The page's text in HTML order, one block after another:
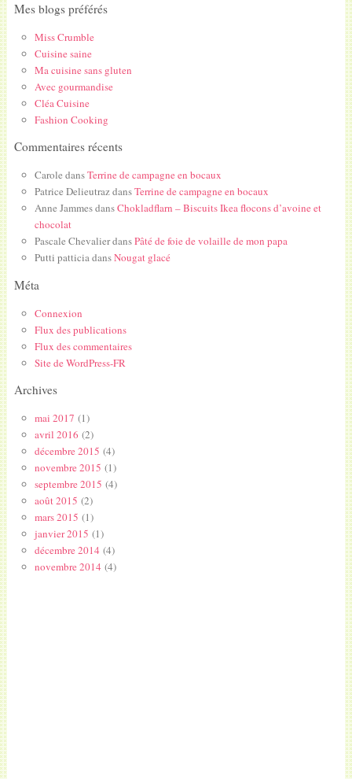
Mes blogs préférés
Miss Crumble
Cuisine saine
Ma cuisine sans gluten
Avec gourmandise
Cléa Cuisine
Fashion Cooking
Commentaires récents
Carole dansTerrine de campagne en bocaux
Patrice DelieutrazdansTerrine de campagne en bocaux
Anne JammesdansChokladflarn – Biscuits Ikea flocons d’avoine et
chocolat
Pascale ChevalierdansPâté de foie de volaille de mon papa
Putti patticiadansNougat glacé
Méta
Connexion
Flux des publications
Flux des commentaires
Site de WordPress-FR
Archives
mai 2017 (1)
avril 2016 (2)
décembre 2015 (4)
novembre 2015 (1)
septembre 2015 (4)
août 2015 (2)
mars 2015 (1)
janvier 2015 (1)
décembre 2014(4)
novembre 2014(4)